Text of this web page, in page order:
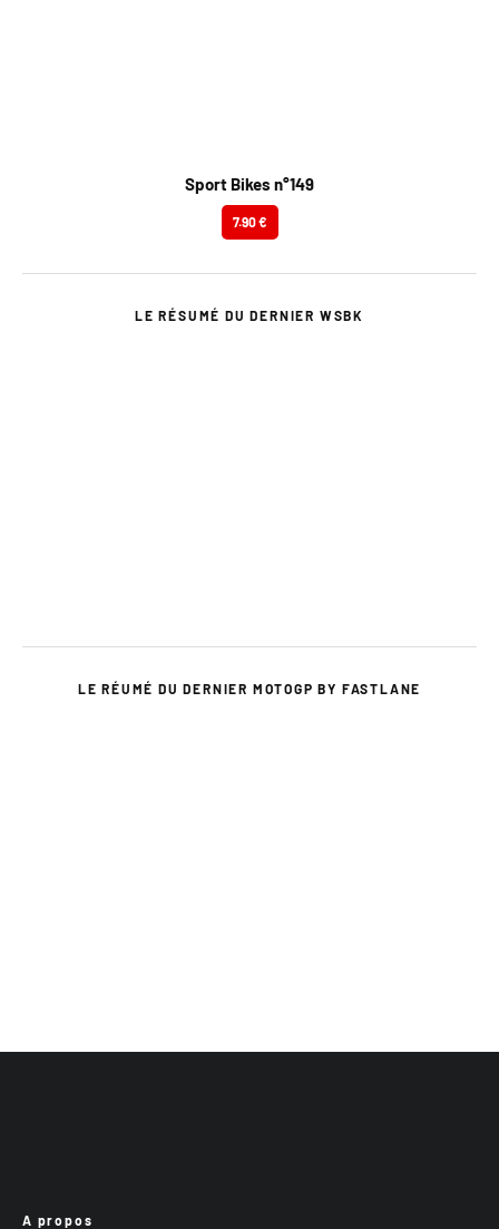
Sport Bikes n°149
7.90 €
LE RÉSUMÉ DU DERNIER WSBK
LE RÉUMÉ DU DERNIER MOTOGP BY FASTLANE
A propos